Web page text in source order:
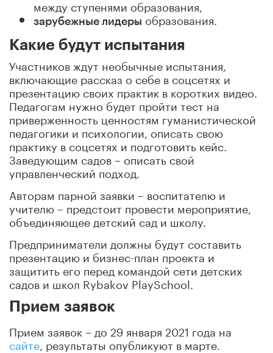
между ступенями образования,
зарубежные лидеры образования.
Какие будут испытания
Участников ждут необычные испытания,
включающие рассказ о себе в соцсетях и
презентацию своих практик в коротких видео.
Педагогам нужно будет пройти тест на
приверженность ценностям гуманистической
педагогики и психологии, описать свою
практику в соцсетях и подготовить кейс.
Заведующим садов – описать свой
управленческий подход.
Авторам парной заявки – воспитателю и
учителю – предстоит провести мероприятие,
объединяющее детский сад и школу.
Предприниматели должны будут составить
презентацию и бизнес-план проекта и
защитить его перед командой сети детских
садов и школ Rybakov PlaySchool.
Прием заявок
Прием заявок – до 29 января 2021 года на
сайте , результаты опубликуют в марте.